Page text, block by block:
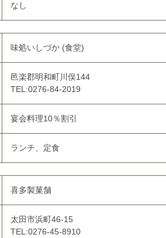
なし
味処いしづか (食堂)
邑楽郡明和町川俣144
TEL:0276-84-2019
宴会料理10％割引
ランチ、定食
喜多製菓舗
太田市浜町46-15
TEL:0276-45-8910